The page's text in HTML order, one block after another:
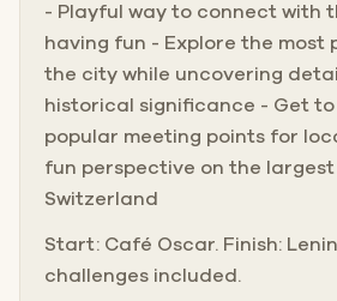
- Playful way to connect with
having fun - Explore the most
the city while uncovering
historical significance - Get to
popular meeting points for
fun perspective on the
Switzerland
Start: Café Oscar. Finish:
challenges included.